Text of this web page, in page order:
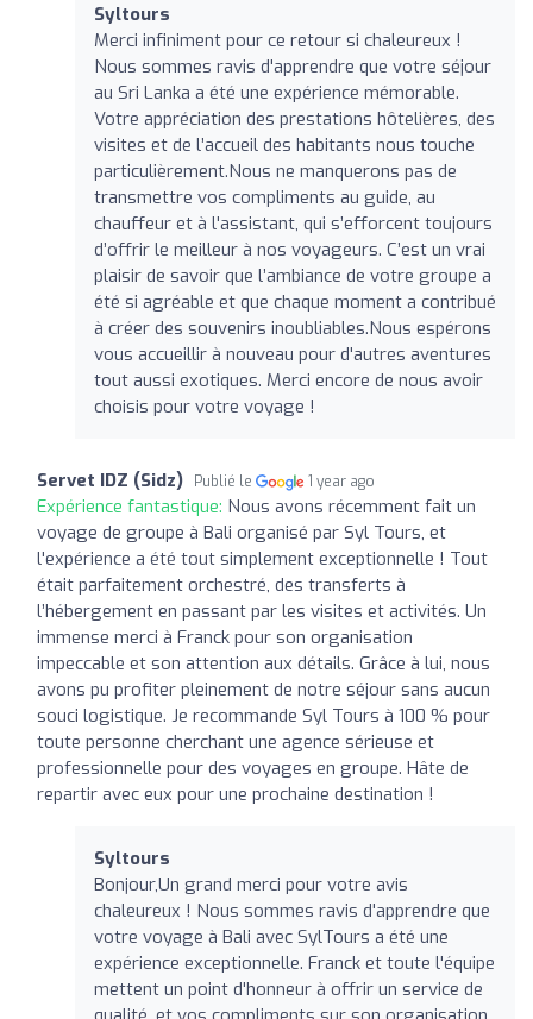
Syltours
Merci infiniment pour ce retour si chaleureux !
Nous sommes ravis d'apprendre que votre séjour
au Sri Lanka a été une expérience mémorable.
Votre appréciation des prestations hôtelières, des
visites et de l’accueil des habitants nous touche
particulièrement.Nous ne manquerons pas de
transmettre vos compliments au guide, au
chauffeur et à l'assistant, qui s’efforcent toujours
d’offrir le meilleur à nos voyageurs. C’est un vrai
plaisir de savoir que l’ambiance de votre groupe a
été si agréable et que chaque moment a contribué
à créer des souvenirs inoubliables.Nous espérons
vous accueillir à nouveau pour d'autres aventures
tout aussi exotiques. Merci encore de nous avoir
choisis pour votre voyage !
Servet IDZ (Sidz) Publié le 1 year ago
Expérience fantastique: Nous avons récemment fait un
voyage de groupe à Bali organisé par Syl Tours, et
l'expérience a été tout simplement exceptionnelle ! Tout
était parfaitement orchestré, des transferts à
l’hébergement en passant par les visites et activités. Un
immense merci à Franck pour son organisation
impeccable et son attention aux détails. Grâce à lui, nous
avons pu profiter pleinement de notre séjour sans aucun
souci logistique. Je recommande Syl Tours à 100 % pour
toute personne cherchant une agence sérieuse et
professionnelle pour des voyages en groupe. Hâte de
repartir avec eux pour une prochaine destination !
Syltours
Bonjour,Un grand merci pour votre avis
chaleureux ! Nous sommes ravis d'apprendre que
votre voyage à Bali avec SylTours a été une
expérience exceptionnelle. Franck et toute l'équipe
mettent un point d'honneur à offrir un service de